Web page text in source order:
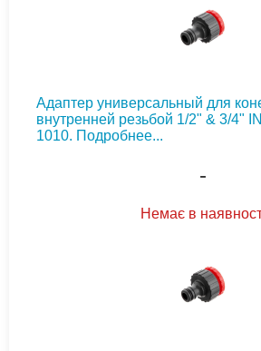
Адаптер универсальный для
внутренней резьбой 1/2" & 3/4"
1010. Подробнее...
-
Немає в